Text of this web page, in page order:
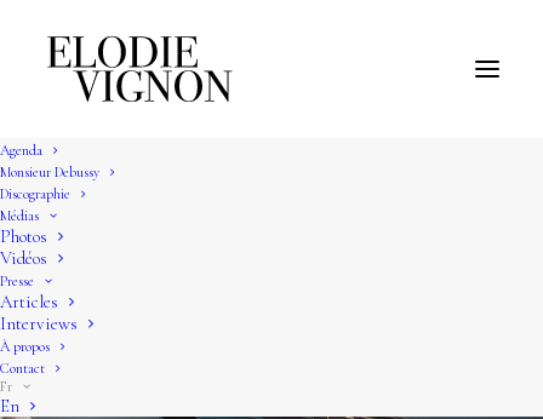
Agenda
Monsieur Debussy
Discographie
Médias
Photos
Vidéos
Presse
Articles
Interviews
À propos
Contact
Fr
En